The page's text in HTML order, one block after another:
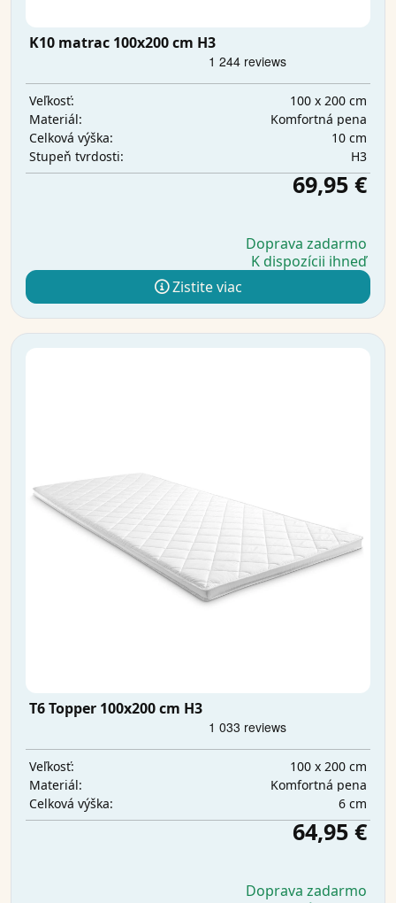
K10 matrac 100x200 cm H3
Veľkosť:
100 x 200 cm
Materiál:
Komfortná pena
Celková výška:
10 cm
Stupeň tvrdosti:
H3
69,95 €
Doprava zadarmo
K dispozícii ihneď
Zistite viac
T6 Topper 100x200 cm H3
Veľkosť:
100 x 200 cm
Materiál:
Komfortná pena
Celková výška:
6 cm
64,95 €
Doprava zadarmo